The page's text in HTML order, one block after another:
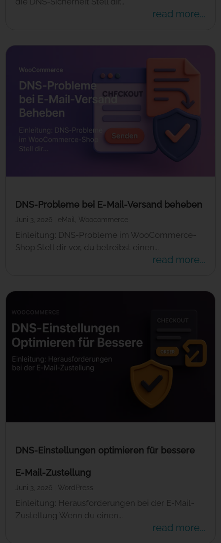
read more...
DNS-Probleme bei E-Mail-Versand beheben
Juni 3, 2026 eMail Woocommerce
Einleitung: DNS-Probleme im WooCommerce-
Shop Stell dir vor, du betreibst einen...
read more...
DNS-Einstellungen optimieren für bessere
E-Mail-Zustellung
Juni 3, 2026 WordPress
Einleitung: Herausforderungen bei der E-Mail-
Zustellung Wenn du einen...
read more...